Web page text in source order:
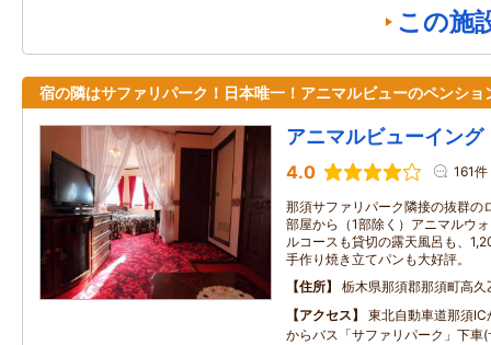
この施
宿の隣はサファリパーク！日本唯一！アニマルビューのペンショ
アニマルビューイン
4.0 161件
那須サファリパーク隣接の抜群の
部屋から（1部除く）アニマルウ
ルコースも貸切の露天風呂も、
手作り焼き立てパンも大好評。
住所
栃木県那須郡那須町高
アクセス
東北自動車道那須
からバス「サファリパーク」下車